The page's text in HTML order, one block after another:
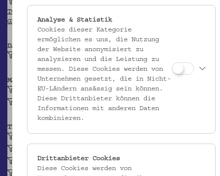
TGN
GEONAMES
DATIERUNG
MATERIAL
Hirschleder
TECHNIK
genäht
Analyse & Statistik
Cookies dieser Kategorie
ermöglichen es uns, die Nutzung
der Website anonymisiert zu
analysieren und die Leistung zu
messen. Diese Cookies werden von
Unternehmen gesetzt, die in Nicht-
EU-Ländern ansässig sein können.
Diese Drittanbieter können die
Informationen mit anderen Daten
kombinieren.
Drittanbieter Cookies
Diese Cookies werden von